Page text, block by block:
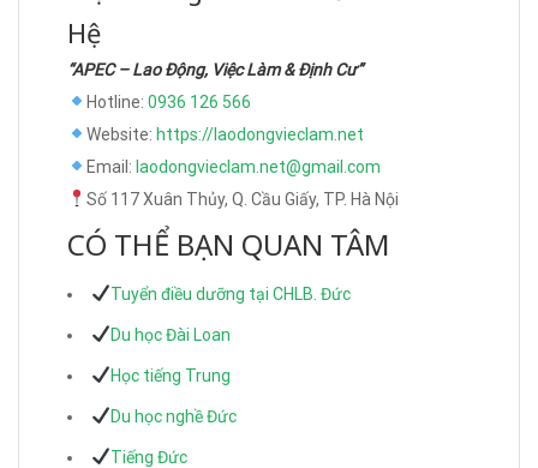
Hệ
“APEC – Lao Động, Việc Làm & Định Cư”
Hotline: 0936 126 566
Website: https://laodongvieclam.net
Email: laodongvieclam.net@gmail.com
Số 117 Xuân Thủy, Q. Cầu Giấy, TP. Hà Nội
CÓ THỂ BẠN QUAN TÂM
Tuyển điều dưỡng tại CHLB. Đức
Du học Đài Loan
Học tiếng Trung
Du học nghề Đức
Tiếng Đức